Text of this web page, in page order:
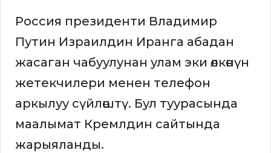
Россия президенти Владимир
Путин Израилдин Иранга абадан
жасаган чабуулунан улам эки өлкөнүн
жетекчилери менен телефон
аркылуу сүйлөштү. Бул туурасында
маалымат Кремлдин сайтында
жарыяланды.